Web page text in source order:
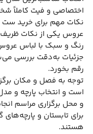
اختصاصی و فیت کاملاً
نکات مهم برای خرید ست
عروس یکی از نکات
رنگ و سبک با لباس
جزئیات به‌دقت بررسی
رقم بخورد.
توجه به فصل و مکان
است و انتخاب پارچه و
و محل برگزاری مراسم
برای تابستان و پارچه‌های
هستند.